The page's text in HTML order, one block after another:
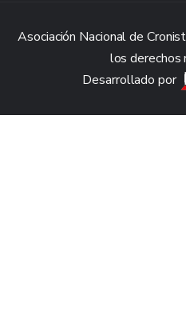
Asociación Nacional de
los derechos
Desarrollado por